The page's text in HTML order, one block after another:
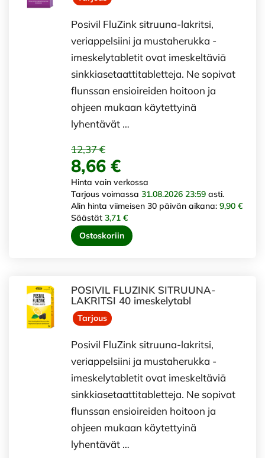
Posivil FluZink sitruuna-lakritsi,
veriappelsiini ja mustaherukka -
imeskelytabletit ovat imeskeltäviä
sinkkiasetaattitabletteja. Ne sopivat
flunssan ensioireiden hoitoon ja
ohjeen mukaan käytettyinä
lyhentävät …
12,37 €
8,66 €
Hinta vain verkossa
Tarjous voimassa 31.08.2026 23:59 asti.
Alin hinta viimeisen 30 päivän aikana: 9,90 €
Säästät 3,71 €
Ostoskoriin
POSIVIL FLUZINK SITRUUNA-
LAKRITSI 40 imeskelytabl
Tarjous
Posivil FluZink sitruuna-lakritsi,
veriappelsiini ja mustaherukka -
imeskelytabletit ovat imeskeltäviä
sinkkiasetaattitabletteja. Ne sopivat
flunssan ensioireiden hoitoon ja
ohjeen mukaan käytettyinä
lyhentävät …